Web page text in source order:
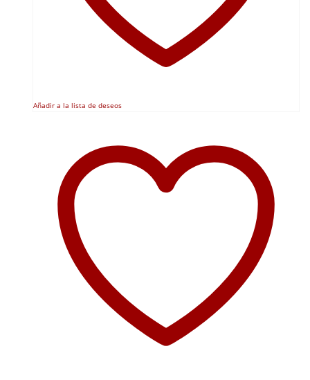
Añadir a la lista de deseos